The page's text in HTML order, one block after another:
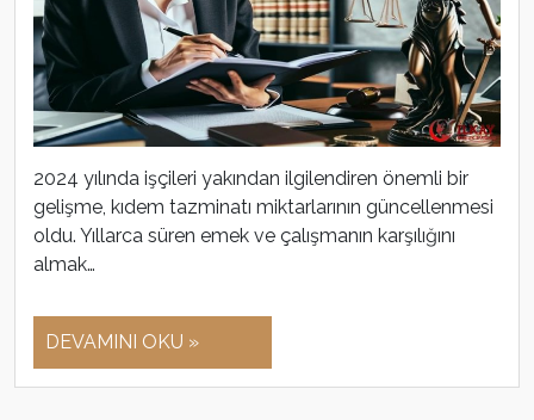
2024 yılında işçileri yakından ilgilendiren önemli bir
gelişme, kıdem tazminatı miktarlarının güncellenmesi
oldu. Yıllarca süren emek ve çalışmanın karşılığını
almak…
DEVAMINI OKU »